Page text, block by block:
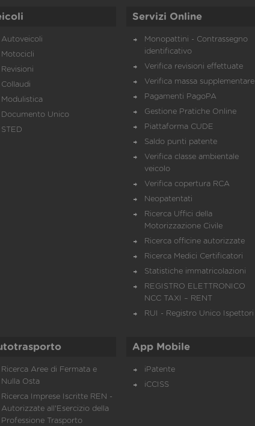
Autoveicoli
Motocicli
Revisioni
Collaudi
Modulistica
Documento Unico
STED
Servizi Online
Monopattini - Contrassegno
identificativo
Verifica revisioni effettuate
Verifica massa supplementare
Pagamenti PagoPA
Gestione Pratiche Online
Piattaforma CUDE
Saldo punti patente
Verifica classe ambientale
veicolo
Verifica copertura RCA
Neopatentati
Ricerca Uffici della
Motorizzazione Civile
Ricerca officine autorizzate
Ricerca Medici Certificatori
Statistiche immatricolazioni
REGISTRO ELETTRONICO
NCC TAXI – RENT
RUI - Registro Unico Ispettori
Ricerca Aree di Fermata e
Nulla Osta
Ricerca Imprese Iscritte REN -
Autorizzate all'Esercizio della
Professione Trasporto
App Mobile
iPatente
iCCISS